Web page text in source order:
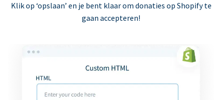
Klik op ‘opslaan’ en je bent klaar om donaties op Shopify te
gaan accepteren!